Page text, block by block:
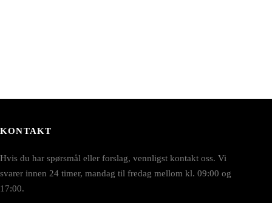
KONTAKT
Hvis du har spørsmål eller forslag, vennligst kontakt oss. Vi
svarer innen 24 timer, mandag til fredag mellom kl. 09:00 og
17:00.